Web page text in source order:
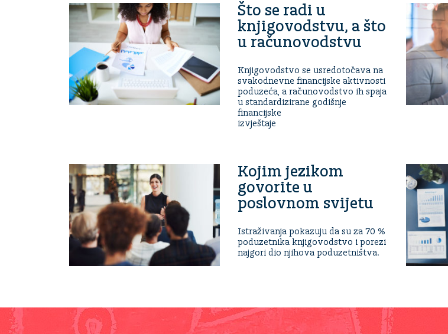
Što se radi u
knjigovodstvu, a što
u računovodstvu
Knjigovodstvo se usredotočava na
svakodnevne financijske aktivnosti
poduzeća, a računovodstvo ih spaja
u standardizirane godišnje
financijske
izvještaje
Kojim jezikom
govorite u
poslovnom svijetu
Istraživanja pokazuju da su za 70 %
poduzetnika knjigovodstvo i porezi
najgori dio njihova poduzetništva.